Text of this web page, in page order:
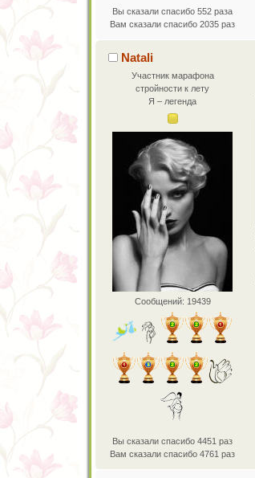
Вы сказали спасибо 552 раза
Вам сказали спасибо 2035 раз
Natali
Участник марафона
стройности к лету
Я – легенда
Сообщений: 19439
Вы сказали спасибо 4451 раз
Вам сказали спасибо 4761 раз